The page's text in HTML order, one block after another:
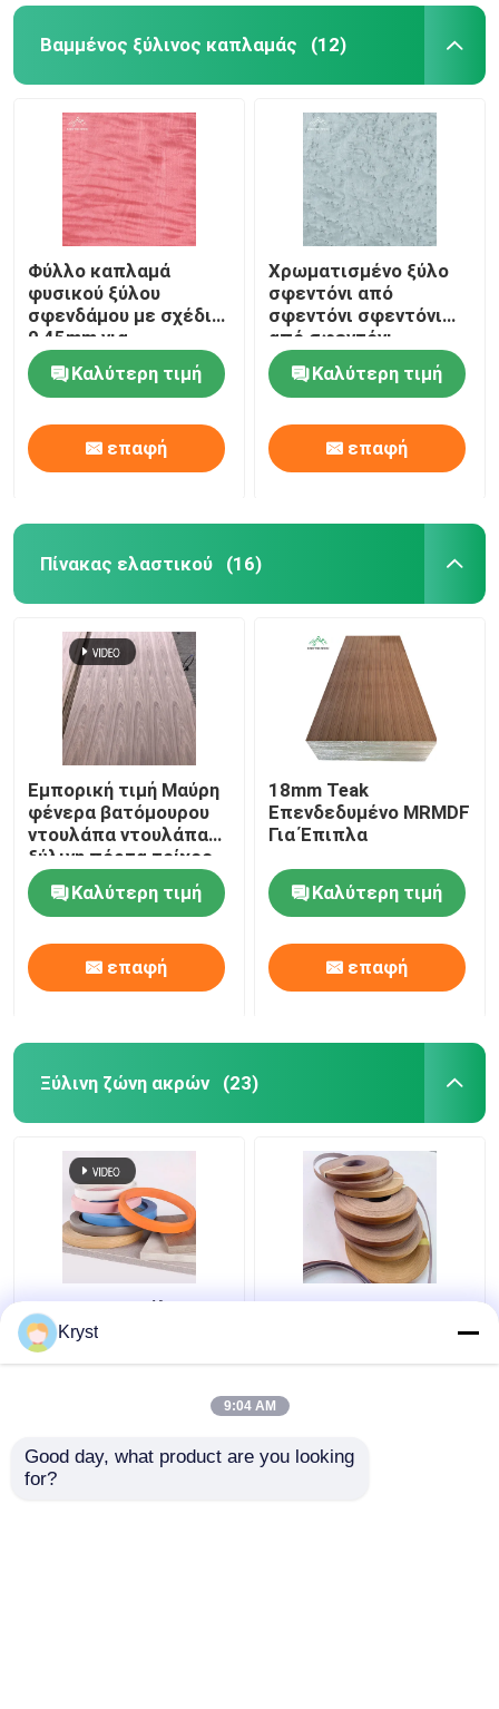
Βαμμένος ξύλινος καπλαμάς (12)
Φύλλο καπλαμά
φυσικού ξύλου
σφενδάμου με σχέδια
0,45mm για
πολυτελείς
εσωτερικούς χώρους
Καλύτερη τιμή
επαφή
Χρωματισμένο ξύλο
σφεντόνι από
σφεντόνι σφεντόνι
από σφεντόνι
σφεντόνι από
σφεντόνι σφεντόνι
από σφεντόνι
σφεντόνι από
σφεντόνι σφεντόνι
από σφεντόνι
Καλύτερη τιμή
επαφή
Πίνακας ελαστικού (16)
Εμπορική τιμή Μαύρη
φένερα βατόμουρου
ντουλάπα ντουλάπα
ξύλινη πόρτα τοίχος
πίνακα διακοσμητικό
πίνακαΚαλύτερη τιμή
επαφή
18mm Teak
Επενδεδυμένο MRMDF
Για Έπιπλα
Καλύτερη τιμή
επαφή
Ξύλινη ζώνη ακρών (23)
0.6mm 1mm ξύλο
κόκκος PVC λευκό
χρώμα Επιπλόντα
Multiscene Hard Wood
Edge Banding Αβλαβές
Παραγωγή
Kryst
9:04 AM
Good day, what product are you looking
for?